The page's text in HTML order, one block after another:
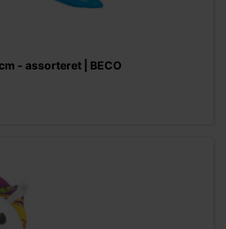
- assorteret | BECO